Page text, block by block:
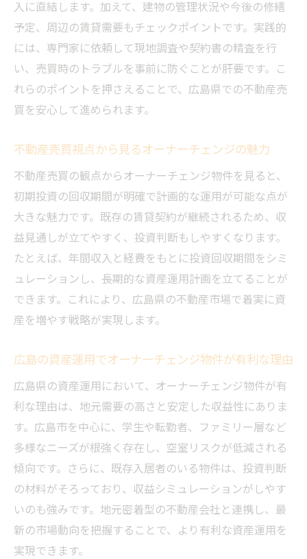
入に直結します。加えて、建物の管理状況や今後の修繕
予定、周辺の賃貸需要もチェックポイントです。実践的
には、専門家に依頼して現地調査や契約書の精査を行
い、売買時のトラブルを事前に防ぐことが肝要です。こ
れらのポイントを押さえることで、広島県での不動産売
買を安心して進められます。
不動産売買視点から見るオーナーチェンジの魅力
不動産売買の観点からオーナーチェンジ物件を見ると、
初期投資の回収期間が明確で計画的な運用が可能な点が
大きな魅力です。既存の賃貸契約が継続されるため、収
益見通しが立てやすく、投資判断もしやすくなります。
たとえば、年間収入と経費をもとに投資回収期間をシミ
ュレーションし、長期的な資産運用計画を立てることが
できます。これにより、広島県の不動産市場で着実に資
産を増やす戦略が実現します。
広島の資産運用でオーナーチェンジ物件が有利な理由
広島県の資産運用において、オーナーチェンジ物件が有
利な理由は、地元需要の高さと安定した収益性にありま
す。広島市を中心に、学生や転勤者、ファミリー層など
多様なニーズが根強く存在し、空室リスクが低減される
傾向です。さらに、既存入居者のいる物件は、投資判断
の材料がそろっており、収益シミュレーションがしやす
いのも強みです。地元密着型の不動産会社と連携し、最
新の市場動向を把握することで、より有利な資産運用を
実現できます。